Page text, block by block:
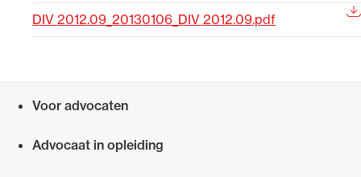
DIV 2012.09_20130106_DIV 2012.09.pdf
Voor advocaten
Advocaat in opleiding